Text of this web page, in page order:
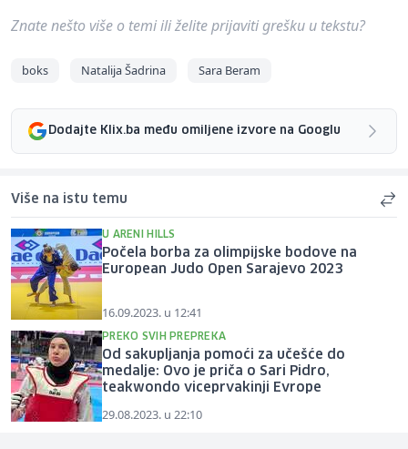
Znate nešto više o temi ili želite prijaviti grešku u tekstu?
boks Natalija Šadrina Sara Beram
Dodajte Klix.ba među omiljene izvore na Googlu
Više na istu temu
U ARENI HILLS
Počela borba za olimpijske bodove na
European Judo Open Sarajevo 2023
16.09.2023. u 12:41
PREKO SVIH PREPREKA
Od sakupljanja pomoći za učešće do
medalje: Ovo je priča o Sari Pidro,
teakwondo viceprvakinji Evrope
29.08.2023. u 22:10